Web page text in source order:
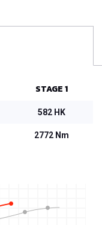
STAGE 1
582 HK
2772 Nm